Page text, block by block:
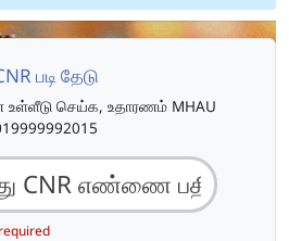
படி தேடு
செய்க, உதாரணம் MHAU